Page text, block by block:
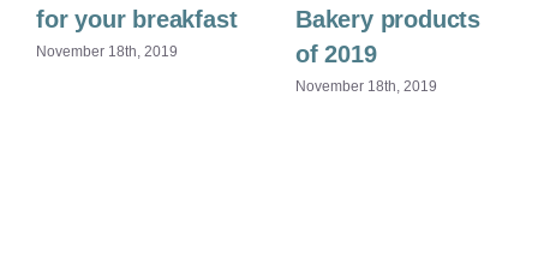
for your breakfast
November 18th, 2019
Bakery products
of 2019
November 18th, 2019